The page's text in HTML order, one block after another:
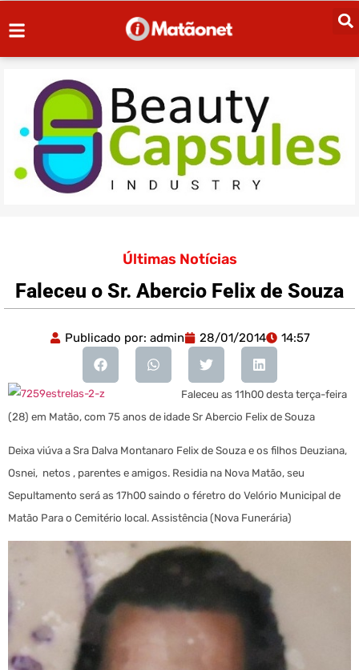
Últimas Notícias
Faleceu o Sr. Abercio Felix de Souza
Publicado por: admin 28/01/2014 14:57
Faleceu as 11h00 desta terça-feira
(28) em Matão, com 75 anos de idade Sr Abercio Felix de Souza
Deixa viúva a Sra Dalva Montanaro Felix de Souza e os filhos Deuziana,
Osnei, netos , parentes e amigos. Residia na Nova Matão, seu
Sepultamento será as 17h00 saindo o féretro do Velório Municipal de
Matão Para o Cemitério local. Assistência (Nova Funerária)